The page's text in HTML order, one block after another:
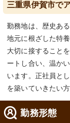
三重県伊賀市で
勤務地は、歴史あ
地元に根ざした特
大切に接すること
ートし合い、温か
います。正社員と
を築いていきたい
勤務形態